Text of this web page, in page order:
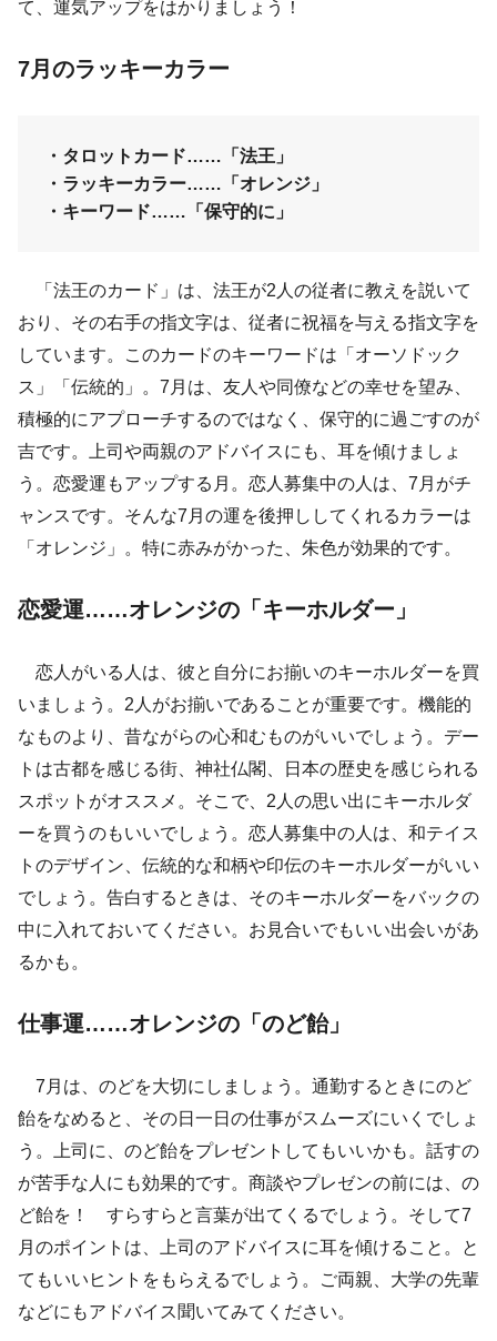
て、運気アップをはかりましょう！
7月のラッキーカラー
・タロットカード……「法王」
・ラッキーカラー……「オレンジ」
・キーワード……「保守的に」
「法王のカード」は、法王が2人の従者に教えを説いて
おり、その右手の指文字は、従者に祝福を与える指文字を
しています。このカードのキーワードは「オーソドック
ス」「伝統的」。7月は、友人や同僚などの幸せを望み、
積極的にアプローチするのではなく、保守的に過ごすのが
吉です。上司や両親のアドバイスにも、耳を傾けましょ
う。恋愛運もアップする月。恋人募集中の人は、7月がチ
ャンスです。そんな7月の運を後押ししてくれるカラーは
「オレンジ」。特に赤みがかった、朱色が効果的です。
恋愛運……オレンジの「キーホルダー」
恋人がいる人は、彼と自分にお揃いのキーホルダーを買
いましょう。2人がお揃いであることが重要です。機能的
なものより、昔ながらの心和むものがいいでしょう。デー
トは古都を感じる街、神社仏閣、日本の歴史を感じられる
スポットがオススメ。そこで、2人の思い出にキーホルダ
ーを買うのもいいでしょう。恋人募集中の人は、和テイス
トのデザイン、伝統的な和柄や印伝のキーホルダーがいい
でしょう。告白するときは、そのキーホルダーをバックの
中に入れておいてください。お見合いでもいい出会いがあ
るかも。
仕事運……オレンジの「のど飴」
7月は、のどを大切にしましょう。通勤するときにのど
飴をなめると、その日一日の仕事がスムーズにいくでしょ
う。上司に、のど飴をプレゼントしてもいいかも。話すの
が苦手な人にも効果的です。商談やプレゼンの前には、の
ど飴を！ すらすらと言葉が出てくるでしょう。そして7
月のポイントは、上司のアドバイスに耳を傾けること。と
てもいいヒントをもらえるでしょう。ご両親、大学の先輩
などにもアドバイス聞いてみてください。